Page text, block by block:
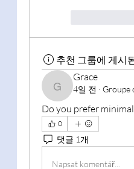
추천 그룹에 게시
Grace
Grace
4일 전 · Groupe
Do you prefer
0
댓글 1개
Napsat komentář...